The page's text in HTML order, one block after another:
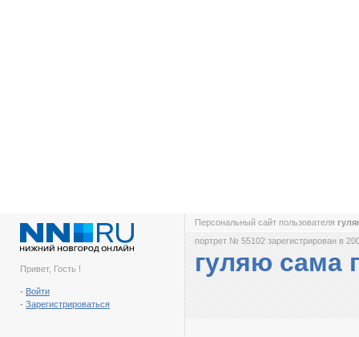
Привет, Гость !
- Войти
- Зарегистрироваться
Персональный сайт пользователя
портрет № 55102 зарегистрирован в
гуляю сама